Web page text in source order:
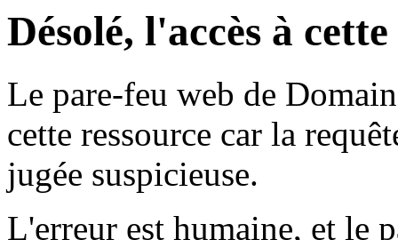
Désolé, l'accès à
Le pare-feu web de
cette ressource car la
jugée suspicieuse.
L'erreur est humaine, et le